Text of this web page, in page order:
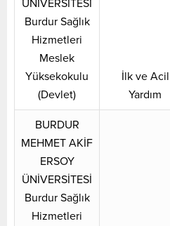
ÜNİVERSİTESİ
Burdur Sağlık
Hizmetleri
Meslek
Yüksekokulu
(Devlet)
İlk ve Acil
Yardım
BURDUR
MEHMET AKİF
ERSOY
ÜNİVERSİTESİ
Burdur Sağlık
Hizmetleri